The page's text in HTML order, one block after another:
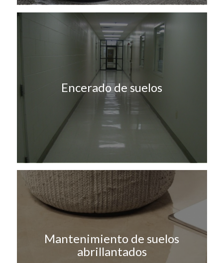
Encerado de suelos
Mantenimiento de suelos
abrillantados